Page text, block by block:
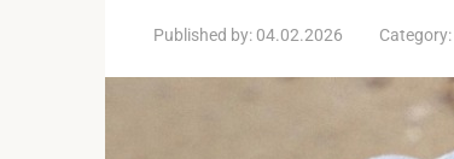
Published by: 04.02.2026 Category: